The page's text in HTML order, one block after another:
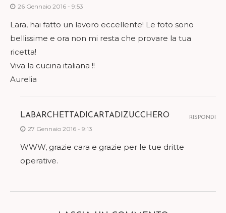
26 Gennaio 2016 - 9:53
Lara, hai fatto un lavoro eccellente! Le foto sono
bellissime e ora non mi resta che provare la tua
ricetta!
Viva la cucina italiana !!
Aurelia
LABARCHETTADICARTADIZUCCHERO
27 Gennaio 2016 - 9:13
WWW, grazie cara e grazie per le tue dritte
operative.
RISPONDI